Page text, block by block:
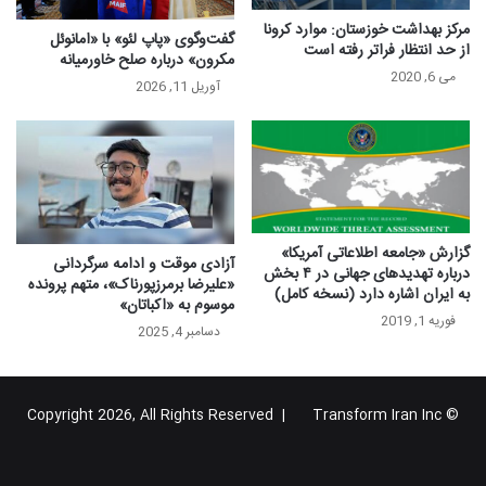
مرکز بهداشت خوزستان: موارد کرونا
از حد انتظار فراتر رفته است
می 6, 2020
گفت‌وگوی «پاپ لئو» با «امانوئل
مکرون» درباره صلح خاورمیانه
آوریل 11, 2026
گزارش «جامعه اطلاعاتی آمریکا»
درباره تهدیدهای جهانی در ۴ بخش
به ایران اشاره دارد (نسخه کامل)
فوریه 1, 2019
آزادی موقت و ادامه سرگردانی
«علیرضا برمرزپورناک»، متهم پرونده
موسوم به «اکباتان»
دسامبر 4, 2025
© Copyright 2026, All Rights Reserved |
Transform Iran Inc